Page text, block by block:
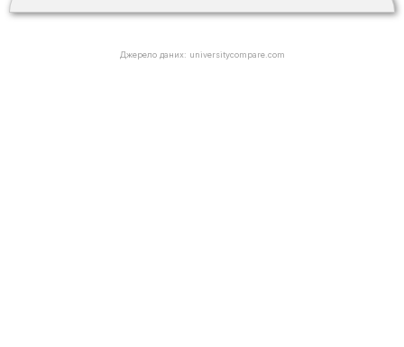
Джерело даних: universitycompare.com